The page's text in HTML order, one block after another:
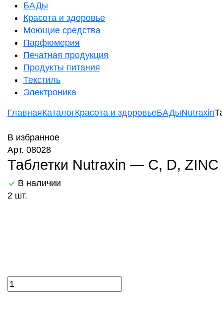
БАДы
Красота и здоровье
Моющие средства
Парфюмерия
Печатная продукция
Продукты питания
Текстиль
Электроника
ГлавнаяКаталогКрасота и здоровьеБАДыNutraxin
В избранное
Арт. 08028
Таблетки Nutraxin — С, D,
В наличии
2 шт.